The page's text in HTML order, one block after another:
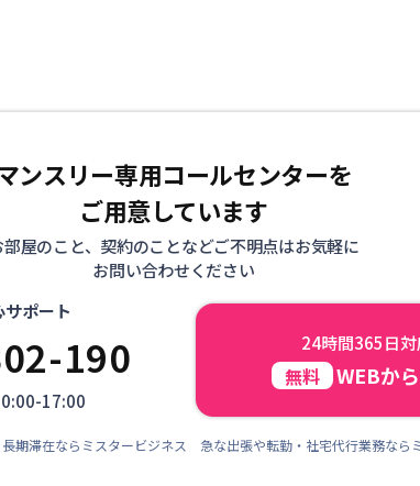
ンスリー専用コールセンターを
ご用意しています
部屋のこと、契約のことなどご不明点はお気軽に
お問い合わせください
ポート
190
17:00
24時間365日
無料 WEBか
期滞在ならミスタービジネス 急な出張や転勤・社宅代行業務なら